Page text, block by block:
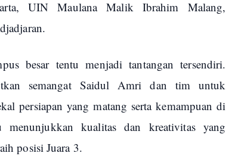
UIN Maulana Malik Ibrahim Malang,
besar tentu menjadi tantangan tersendiri.
semangat Saidul Amri dan tim untuk
persiapan yang matang serta kemampuan di
menunjukkan kualitas dan kreativitas yang
posisi Juara 3.